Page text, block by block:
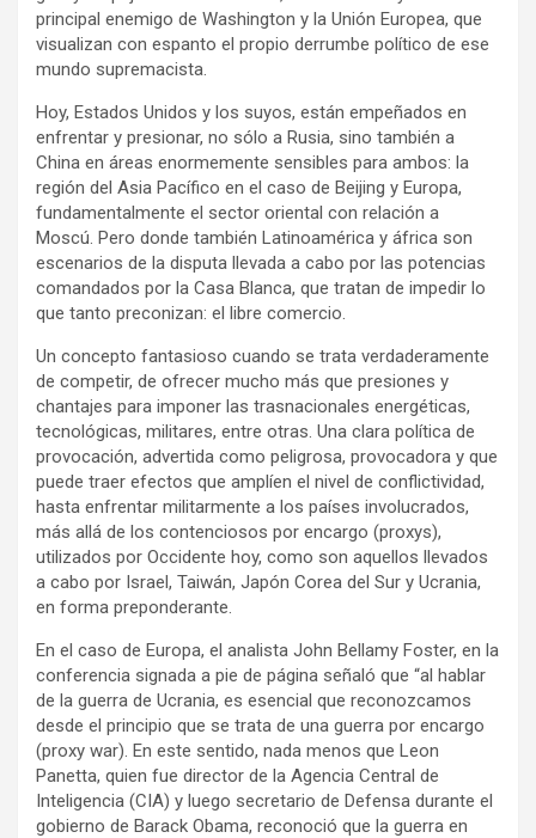
principal enemigo de Washington y la Unión Europea, que
visualizan con espanto el propio derrumbe político de ese
mundo supremacista.
Hoy, Estados Unidos y los suyos, están empeñados en
enfrentar y presionar, no sólo a Rusia, sino también a
China en áreas enormemente sensibles para ambos: la
región del Asia Pacífico en el caso de Beijing y Europa,
fundamentalmente el sector oriental con relación a
Moscú. Pero donde también Latinoamérica y áfrica son
escenarios de la disputa llevada a cabo por las potencias
comandados por la Casa Blanca, que tratan de impedir lo
que tanto preconizan: el libre comercio.
Un concepto fantasioso cuando se trata verdaderamente
de competir, de ofrecer mucho más que presiones y
chantajes para imponer las trasnacionales energéticas,
tecnológicas, militares, entre otras. Una clara política de
provocación, advertida como peligrosa, provocadora y que
puede traer efectos que amplíen el nivel de conflictividad,
hasta enfrentar militarmente a los países involucrados,
más allá de los contenciosos por encargo (proxys),
utilizados por Occidente hoy, como son aquellos llevados
a cabo por Israel, Taiwán, Japón Corea del Sur y Ucrania,
en forma preponderante.
En el caso de Europa, el analista John Bellamy Foster, en la
conferencia signada a pie de página señaló que “al hablar
de la guerra de Ucrania, es esencial que reconozcamos
desde el principio que se trata de una guerra por encargo
(proxy war). En este sentido, nada menos que Leon
Panetta, quien fue director de la Agencia Central de
Inteligencia (CIA) y luego secretario de Defensa durante el
gobierno de Barack Obama, reconoció que la guerra en